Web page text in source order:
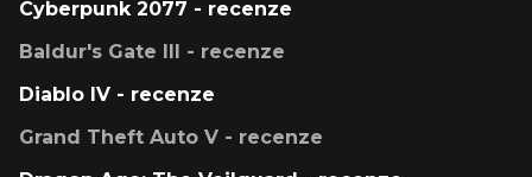
Cyberpunk 2077 - recenze
Baldur's Gate III - recenze
Diablo IV - recenze
Grand Theft Auto V - recenze